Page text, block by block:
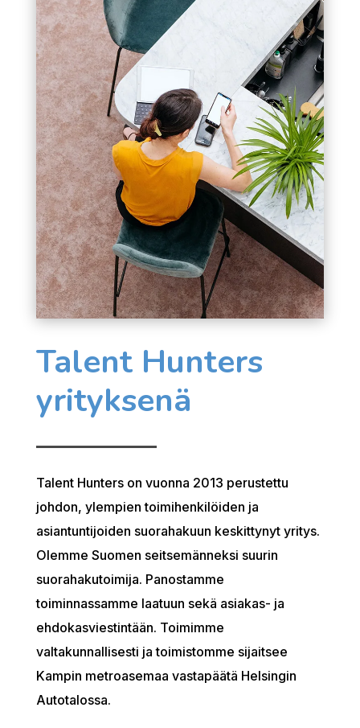
Talent Hunters
yrityksenä
Talent Hunters on vuonna 2013 perustettu
johdon, ylempien toimihenkilöiden ja
asiantuntijoiden suorahakuun keskittynyt yritys.
Olemme Suomen seitsemänneksi suurin
suorahakutoimija. Panostamme
toiminnassamme laatuun sekä asiakas- ja
ehdokasviestintään. Toimimme
valtakunnallisesti ja toimistomme sijaitsee
Kampin metroasemaa vastapäätä Helsingin
Autotalossa.